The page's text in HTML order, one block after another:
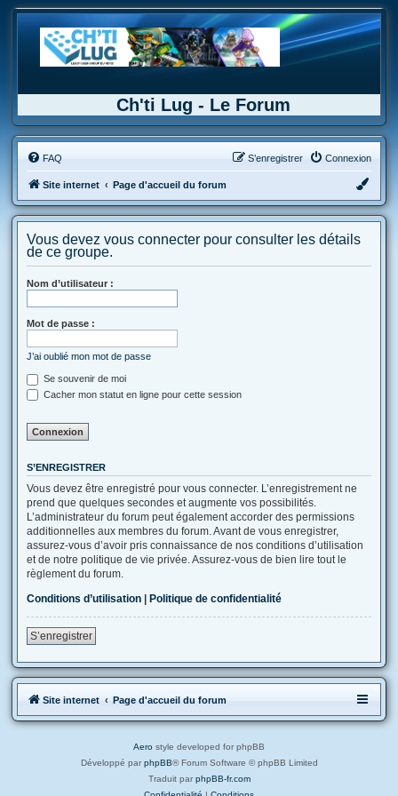
Ch'ti Lug - Le Forum
FAQ Connexion
S’enregistrer
Site internet Page d'accueil du forum
Vous devez vous connecter pour consulter les détails
de ce groupe.
Nom d’utilisateur :
Mot de passe :
J’ai oublié mon mot de passe
Se souvenir de moi
Cacher mon statut en ligne pour cette session
S’ENREGISTRER
Vous devez être enregistré pour vous connecter. L’enregistrement ne
prend que quelques secondes et augmente vos possibilités.
L’administrateur du forum peut également accorder des permissions
additionnelles aux membres du forum. Avant de vous enregistrer,
assurez-vous d’avoir pris connaissance de nos conditions d’utilisation
et de notre politique de vie privée. Assurez-vous de bien lire tout le
règlement du forum.
Conditions d’utilisation | Politique de confidentialité
S’enregistrer
Site internet Page d'accueil du forum
Aero style developed for phpBB
Développé par phpBB® Forum Software © phpBB Limited
Traduit par phpBB-fr.com